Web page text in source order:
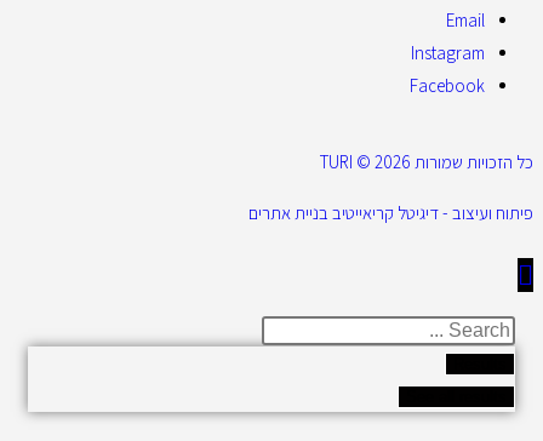
Email
Instagram
Facebook
כל הזכויות שמורות 2026 © TURI
פיתוח ועיצוב - דיגיטל קריאייטיב בניית אתרים